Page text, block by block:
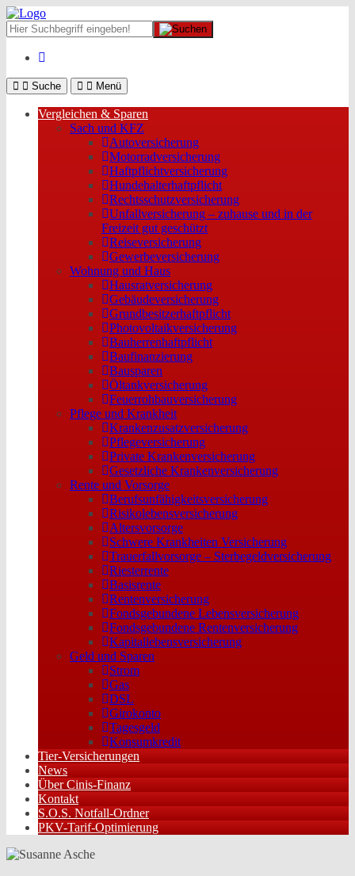
Suche Menü
Vergleichen & Sparen
Sach und KFZ
Autoversicherung
Motorradversicherung
Haftpflichtversicherung
Hundehalterhaftpflicht
Rechtsschutzversicherung
Unfallversicherung – zuhause und in der
Freizeit gut geschützt
Reiseversicherung
Gewerbeversicherung
Wohnung und Haus
Hausratversicherung
Gebäudeversicherung
Grundbesitzerhaftpflicht
Photovoltaikversicherung
Bauherrenhaftpflicht
Baufinanzierung
Bausparen
Öltankversicherung
Feuerrohbauversicherung
Pflege und Krankheit
Krankenzusatzversicherung
Pflegeversicherung
Private Krankenversicherung
Gesetzliche Krankenversicherung
Rente und Vorsorge
Berufs­unfähigkeitsversicherung
Risikolebensversicherung
Altersvorsorge
Schwere Krankheiten Versicherung
Trauerfallvorsorge – Sterbegeldversicherung
Riesterrente
Basisrente
Rentenversicherung
Fondsgebundene Lebensversicherung
Fondsgebundene Rentenversicherung
Kapitallebensversicherung
Geld und Sparen
Strom
Gas
DSL
Girokonto
Tagesgeld
Konsumkredit
Tier-Versicherungen
News
Über Cinis-Finanz
Kontakt
S.O.S. Notfall-Ordner
PKV-Tarif-Optimierung